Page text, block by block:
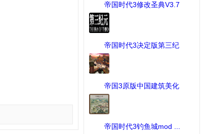
帝国时代3修改圣典V3.7
[2 ...
[MOD修改工具] 下载：109 次
帝国时代3决定版第三纪
元M ...
[帝国时代III 决定版] 下载：
253 次
帝国3原版中国建筑美化
补 ...
[MOD作品] 下载：64 次
帝国时代3钓鱼城mod ...